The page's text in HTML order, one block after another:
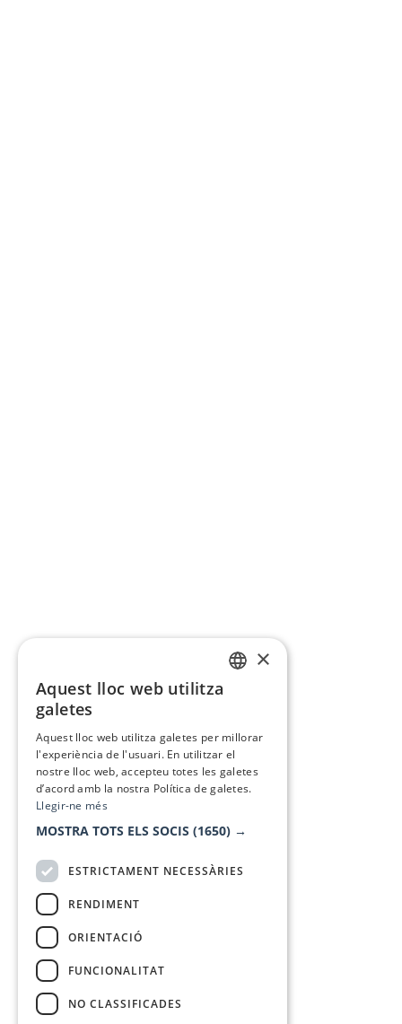
×
Aquest lloc web utilitza
galetes
Aquest lloc web utilitza galetes per millorar
l'experiència de l'usuari. En utilitzar el
nostre lloc web, accepteu totes les galetes
d’acord amb la nostra Política de galetes.
Llegir-ne més
MOSTRA TOTS ELS SOCIS (1650) →
ESTRICTAMENT NECESSÀRIES
RENDIMENT
ORIENTACIÓ
FUNCIONALITAT
NO CLASSIFICADES